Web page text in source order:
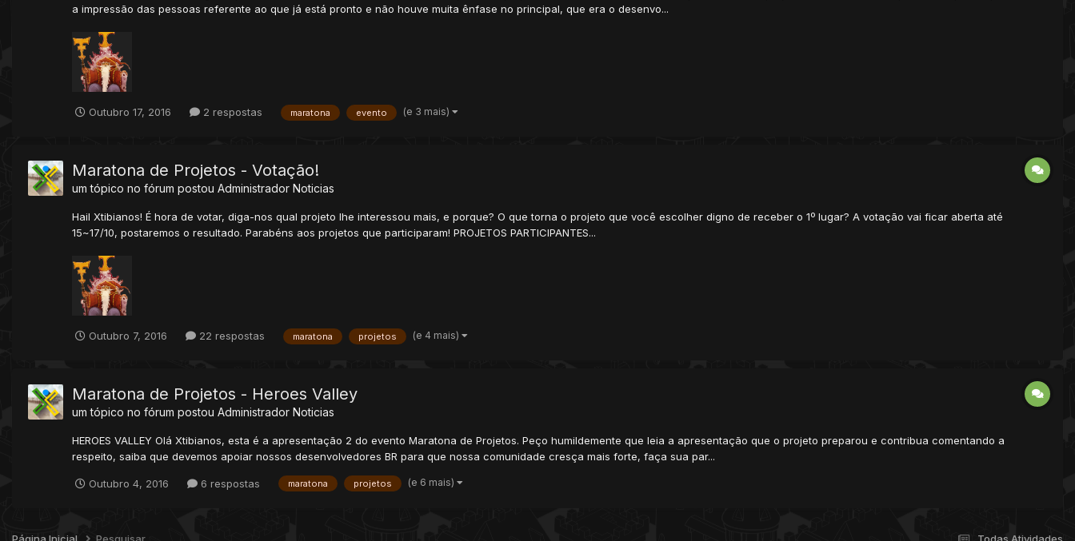
a impressão das pessoas referente ao que já está pronto e não houve muita ênfase no principal, que era o desenvo...
Outubro 17, 2016 2 respostas maratona evento (e 3 mais)
Maratona de Projetos - Votação!
um tópico no fórum postou Administrador Noticias
Hail Xtibianos! É hora de votar, diga-nos qual projeto lhe interessou mais, e porque? O que torna o projeto que você escolher digno de receber o 1º lugar? A votação vai ficar aberta até
15~17/10, postaremos o resultado. Parabéns aos projetos que participaram! PROJETOS PARTICIPANTES...
Outubro 7, 2016 22 respostas maratona projetos (e 4 mais)
Maratona de Projetos - Heroes Valley
um tópico no fórum postou Administrador Noticias
HEROES VALLEY Olá Xtibianos, esta é a apresentação 2 do evento Maratona de Projetos. Peço humildemente que leia a apresentação que o projeto preparou e contribua comentando a
respeito, saiba que devemos apoiar nossos desenvolvedores BR para que nossa comunidade cresça mais forte, faça sua par...
Outubro 4, 2016 6 respostas maratona projetos (e 6 mais)